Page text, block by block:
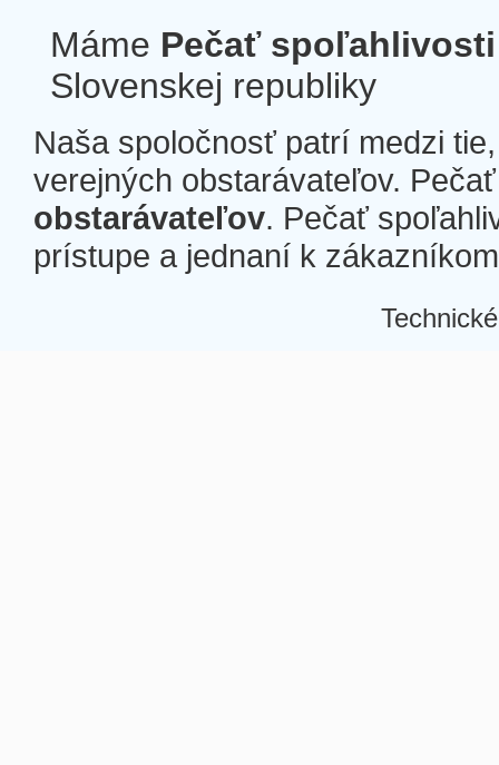
Máme Pečať spoľahlivosti
Slovenskej republiky
Naša spoločnosť patrí medzi
verejných obstarávateľov.
obstarávateľov. Pečať
prístupe a jednaní k